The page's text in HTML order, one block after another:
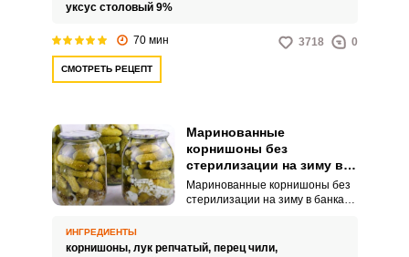
уксус столовый 9%
70 мин 3718 0
СМОТРЕТЬ РЕЦЕПТ
Маринованные
корнишоны без
стерилизации на зиму в
банках
Маринованные корнишоны без
стерилизации на зиму в банках
людей. Они великолепно
ИНГРЕДИЕНТЫ
корнишоны, лук репчатый, перец чили,